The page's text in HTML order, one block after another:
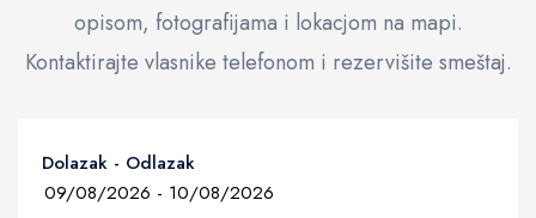
Sobe
Mapa smeštaja
Tragom Milunke Savić
Fotografije banje
opisom, fotografijama i lokacjom na mapi.
Kontaktirajte vlasnike telefonom i rezervišite smeštaj.
Dolazak - Odlazak
WiFi
CAT